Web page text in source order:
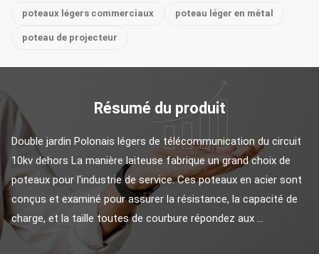
poteaux légers commerciaux poteau léger en métal
poteau de projecteur
Résumé du produit
Double jardin Polonais légers de télécommunication du circuit
10kv dehors La manière laiteuse fabrique un grand choix de
poteaux pour l'industrie de service. Ces poteaux en acier sont
conçus et examiné pour assurer la résistance, la capacité de
charge, et la taille toutes de courbure répondez aux ...